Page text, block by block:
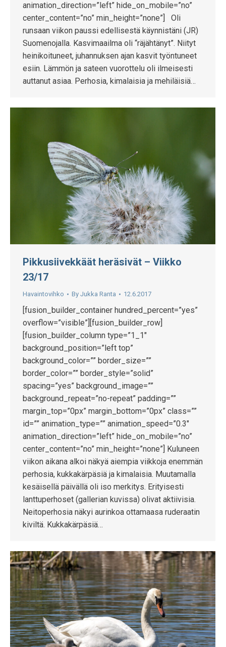
animation_direction=”left” hide_on_mobile=”no”
center_content=”no” min_height=”none”] Oli
runsaan viikon paussi edellisestä käynnistäni (JR)
Suomenojalla. Kasvimaailma oli “räjähtänyt”. Niityt
heinikoituneet, juhannuksen ajan kasvit työntuneet
esiin. Lämmön ja sateen vuorottelu oli ilmeisesti
auttanut asiaa. Perhosia, kimalaisia ja mehiläisiä…
Pikkusiivekkäät heräsivät – Viikko
23/17
Havaintovihko By Jukka Ranta 12.6.2017
[fusion_builder_container hundred_percent=”yes”
overflow=”visible”][fusion_builder_row]
[fusion_builder_column type=”1_1″
background_position=”left top”
background_color=”” border_size=””
border_color=”” border_style=”solid”
spacing=”yes” background_image=””
background_repeat=”no-repeat” padding=””
margin_top=”0px” margin_bottom=”0px” class=””
id=”” animation_type=”” animation_speed=”0.3″
animation_direction=”left” hide_on_mobile=”no”
center_content=”no” min_height=”none”] Kuluneen
viikon aikana alkoi näkyä aiempia viikkoja enemmän
perhosia, kukkakärpäsiä ja kimalaisia. Muutamalla
kesäisellä päivällä oli iso merkitys. Erityisesti
lanttuperhoset (gallerian kuvissa) olivat aktiivisia.
Neitoperhosia näkyi aurinkoa ottamaasa ruderaatin
kiviltä. Kukkakärpäsiä…